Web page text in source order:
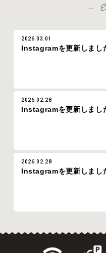
2026.03.01
Instagramを更新しまし
2026.02.28
Instagramを更新しまし
2026.02.28
Instagramを更新しまし